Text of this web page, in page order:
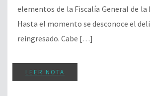
elementos de la Fiscalía General de la
Hasta el momento se desconoce el
reingresado. Cabe […]
LEER NOTA